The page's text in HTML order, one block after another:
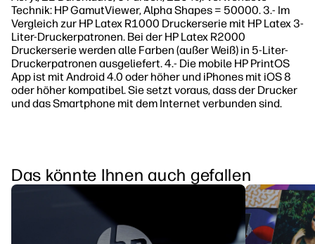
Technik: HP GamutViewer, Alpha Shapes = 50000. 3.- Im
Vergleich zur HP Latex R1000 Druckerserie mit HP Latex 3-
Liter-Druckerpatronen. Bei der HP Latex R2000
Druckerserie werden alle Farben (außer Weiß) in 5-Liter-
Druckerpatronen ausgeliefert. 4.- Die mobile HP PrintOS
App ist mit Android 4.0 oder höher und iPhones mit iOS 8
oder höher kompatibel. Sie setzt voraus, dass der Drucker
und das Smartphone mit dem Internet verbunden sind.
Das könnte Ihnen auch gefallen